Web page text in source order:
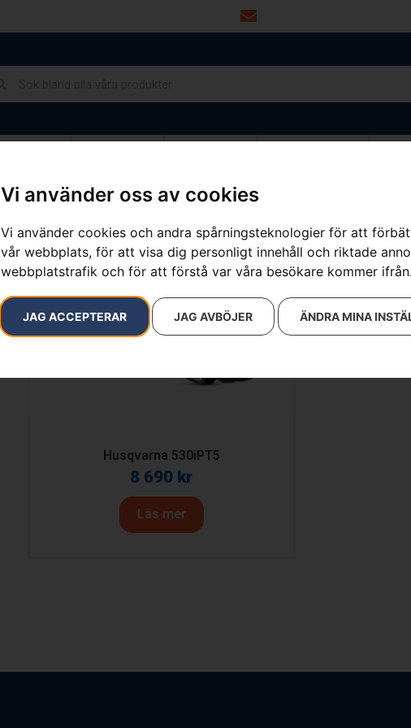
Vi använder oss av cookies
Vi använder cookies och andra spårningsteknologier för att
vår webbplats, för att visa dig personligt innehåll och riktade
webbplatstrafik och för att förstå var våra besökare kommer ifrån.
JAG ACCEPTERAR JAG AVBÖJER ÄNDRA MINA
Endast ett sökresultat
Husqvarna 530iPT5
8 690 kr
Läs mer